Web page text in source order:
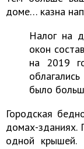
доме… казна
Налог на
окон
на 2019
было
Городская
домах-зданиях.
одной крышей.